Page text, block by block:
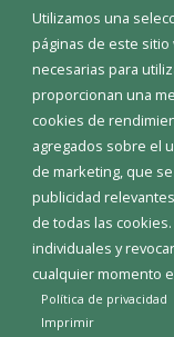
Utilizamos una
páginas de este
necesarias para
proporcionan una
cookies de
agregados sobre el
de marketing, que
publicidad
de todas las
individuales y
cualquier momento
Política de privacidad
Imprimir